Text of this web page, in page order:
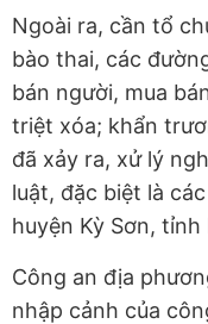
Ngoài ra, cần tổ
bào thai, các
bán người, mua
triệt xóa; khẩn
đã xảy ra, xử lý
luật, đặc biệt là
huyện Kỳ Sơn, tỉnh
Công an địa
nhập cảnh của